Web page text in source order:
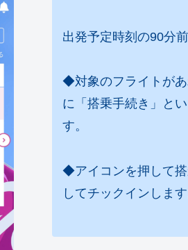
出発予定時刻の90分
◆対象のフライトが
に「搭乗手続き」と
す。
◆アイコンを押して
してチックインします